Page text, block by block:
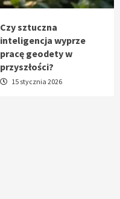
Czy sztuczna
inteligencja wyprze
pracę geodety w
przyszłości?
15 stycznia 2026